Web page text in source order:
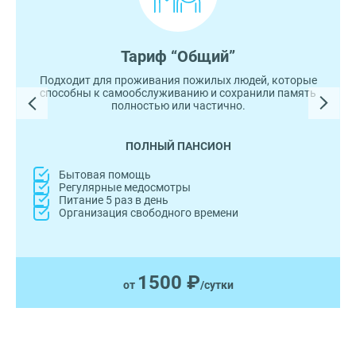
Тариф “Общий”
Подходит для проживания пожилых людей, которые
способны к самообслуживанию и сохранили память
полностью или частично.
ПОЛНЫЙ ПАНСИОН
Бытовая помощь
Регулярные медосмотры
Питание 5 раз в день
Организация свободного времени
от 1500 ₽/сутки